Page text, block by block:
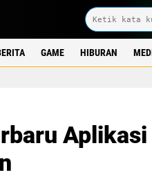
GAME HIBURAN